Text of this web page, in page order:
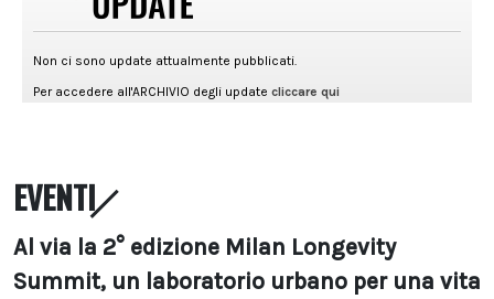
EVENTI
Al via la 2° edizione Milan Longevity
Summit, un laboratorio urbano per una vita